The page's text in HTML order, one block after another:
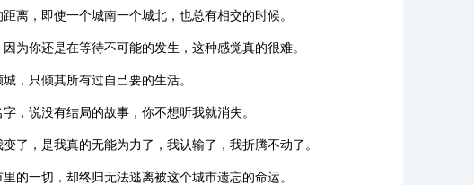
离，即使一个城南一个城北，也总有相交的时候。
为你还是在等待不可能的发生，这种感觉真的很难。
，只倾其所有过自己要的生活。
，说没有结局的故事，你不想听我就消失。
了，是我真的无能为力了，我认输了，我折腾不动了。
的一切，却终归无法逃离被这个城市遗忘的命运。